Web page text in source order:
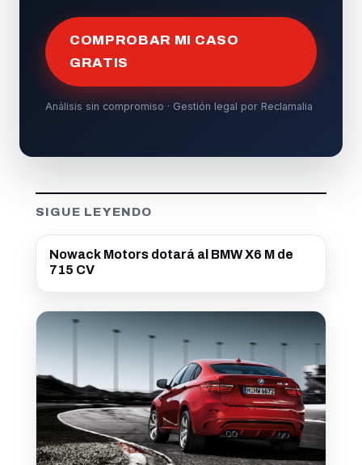
COMPROBAR MI CASO
GRATIS
Análisis sin compromiso · Gestión legal por Reclamalia
SIGUE LEYENDO
Nowack Motors dotará al BMW X6 M de
715 CV